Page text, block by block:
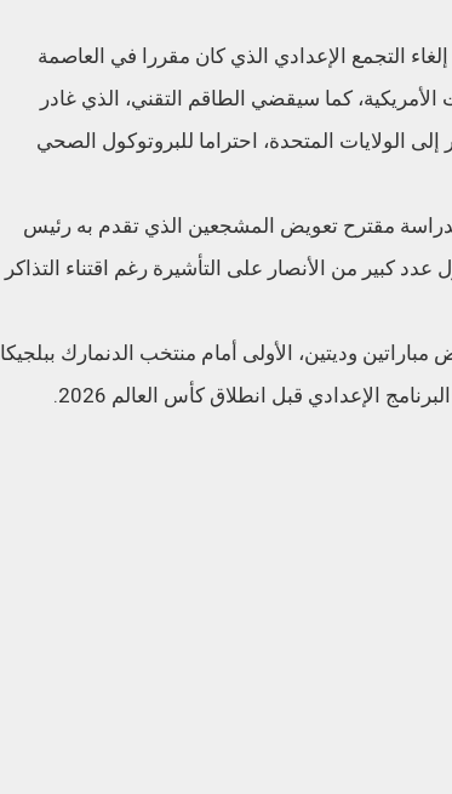
التجمع الإعدادي الذي كان مقررا في العاصمة
الأمريكية، كما سيقضي الطاقم التقني، الذي غادر
بأوروبا قبل السفر إلى الولايات المتحدة، احتراما للبروتوكول الصحي
بدراسة مقترح تعويض المشجعين الذي تقدم به رئيس
كبير من الأنصار على التأشيرة رغم اقتناء التذاكر
وديتين، الأولى أمام منتخب الدنمارك ببلجيكا